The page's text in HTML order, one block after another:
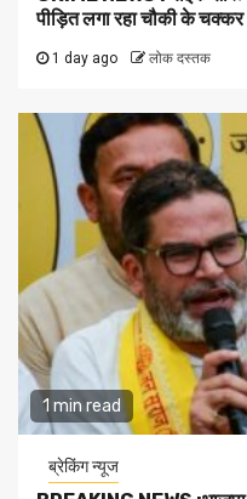
पीड़ित लगा रहा चौकी के चक्कर
1 day ago लोक दस्तक
1 min read
ब्रेकिंग न्यूज